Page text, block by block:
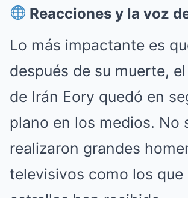
Reacciones y la voz
Lo más impactante es
después de su muerte,
de Irán Eory quedó en
plano en los medios. No
realizaron grandes
televisivos como los que